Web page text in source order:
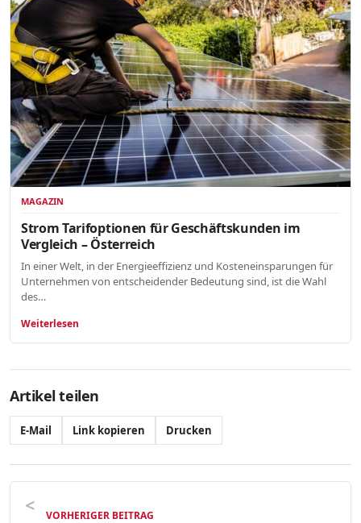
MAGAZIN
Strom Tarifoptionen für Geschäftskunden im
Vergleich – Österreich
In einer Welt, in der Energieeffizienz und Kosteneinsparungen für
Unternehmen von entscheidender Bedeutung sind, ist die Wahl
des…
Weiterlesen
Artikel teilen
E-Mail Link kopieren Drucken
VORHERIGER BEITRAG